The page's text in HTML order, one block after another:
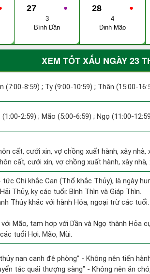
●
27
3
Bính Dần
●
28
4
Đinh Mão
XEM TỐT XẤU NGÀY 23
(7:00-8:59) ; Tỵ (9:00-10:59) ; Thân (15:00-
2:59) ; Mão (5:00-6:59) ; Ngọ (11:00-
cất, cưới xin, vợ chồng xuất hành, xây nhà,
cất, cưới xin, vợ chồng xuất hành, xây nhà,
tức Chi khắc Can (Thổ khắc Thủy), là ngày
Thủy, kỵ các tuổi: Bính Thìn và Giáp Thìn.
Thủy khắc với hành Hỏa, ngoại trừ các
Mão, tam hợp với Dần và Ngọ thành Hỏa
tuổi Hợi, Mão, Mùi.
nan canh đê phòng” - Không nên tiến
tác quái thượng sàng” - Không nên ăn